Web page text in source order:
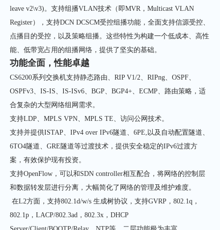
leave v2\v3)。支持组播VLAN技术（即MVR，Multicast VLAN
Register），支持DCN DCSCM受控组播功能，全面支持信源受控、
点播目的受控，以及策略组播。这些特性为构建一个低成本、高性
能、低带宽占用的组播网络，提供了坚实的基础。
功能全面，性能卓越
CS6200系列交换机支持静态路由、RIP V1/2、RIPng、OSPF、
OSPFv3、IS-IS、IS-ISv6、BGP、BGP4+、ECMP、路由策略，适
合复杂的大型网络组网需求。
支持LDP、MPLS VPN、MPLS TE、访问公网技术。
支持并提供ISTAP、 IPv4 over IPv6隧道、 6PE, 以及自动配置隧道、
6TO4隧道、 GRE 隧道等过渡技术，提供安全稳定的IPv6过渡方
案，有效保护现有投资。
支持OpenFlow，可以和SDN controller相互配合，将网络的控制层
和数据转发层进行分离，大幅简化了网络的管理及维护难度。
在L2方面，支持802.1d/w/s 生成树协议，支持GVRP，802.1q，
802.1p，LACP/802.3ad，802.3x，DHCP